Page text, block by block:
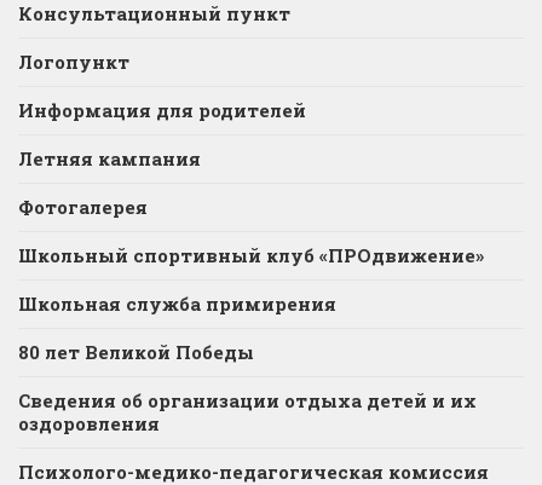
Консультационный пункт
Логопункт
Информация для родителей
Летняя кампания
Фотогалерея
Школьный спортивный клуб «ПРОдвижение»
Школьная служба примирения
80 лет Великой Победы
Сведения об организации отдыха детей и их
оздоровления
Психолого-медико-педагогическая комиссия